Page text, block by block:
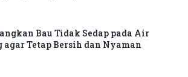
Bau Tidak Sedap pada Air
agar Tetap Bersih dan Nyaman